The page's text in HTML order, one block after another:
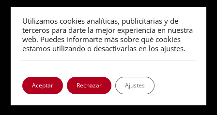
Utilizamos cookies analíticas, publicitarias y de
terceros para darte la mejor experiencia en nuestra
web. Puedes informarte más sobre qué cookies
estamos utilizando o desactivarlas en losajustes.
Aceptar Rechazar Ajustes